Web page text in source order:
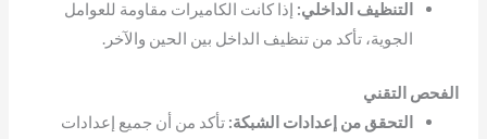
التنظيف الداخلي: إذا كانت الكاميرات مقاومة للعوامل
الجوية، تأكد من تنظيف الداخل بين الحين والآخر.
الفحص التقني
التحقق من إعدادات الشبكة: تأكد من أن جميع إعدادات